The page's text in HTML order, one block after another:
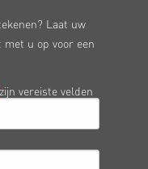
Laat uw
met u op voor een
zijn vereiste velden